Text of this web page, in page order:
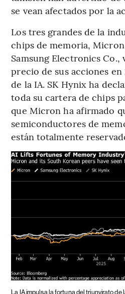
se vean afectados por la
Los tres grandes de la
chips de memoria,
Samsung Electronics
precio de sus acciones en
de la IA. SK Hynix ha
toda su cartera de chips
que Micron ha afirmado
semiconductores de
están totalmente
La IA impulsa la fortuna del triunvirato de